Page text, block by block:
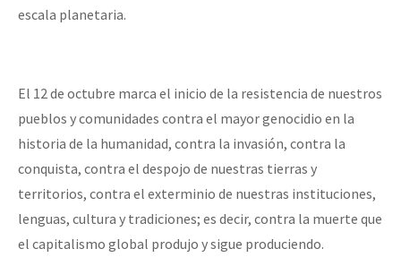
escala planetaria.
El 12 de octubre marca el inicio de la resistencia de nuestros
pueblos y comunidades contra el mayor genocidio en la
historia de la humanidad, contra la invasión, contra la
conquista, contra el despojo de nuestras tierras y
territorios, contra el exterminio de nuestras instituciones,
lenguas, cultura y tradiciones; es decir, contra la muerte que
el capitalismo global produjo y sigue produciendo.